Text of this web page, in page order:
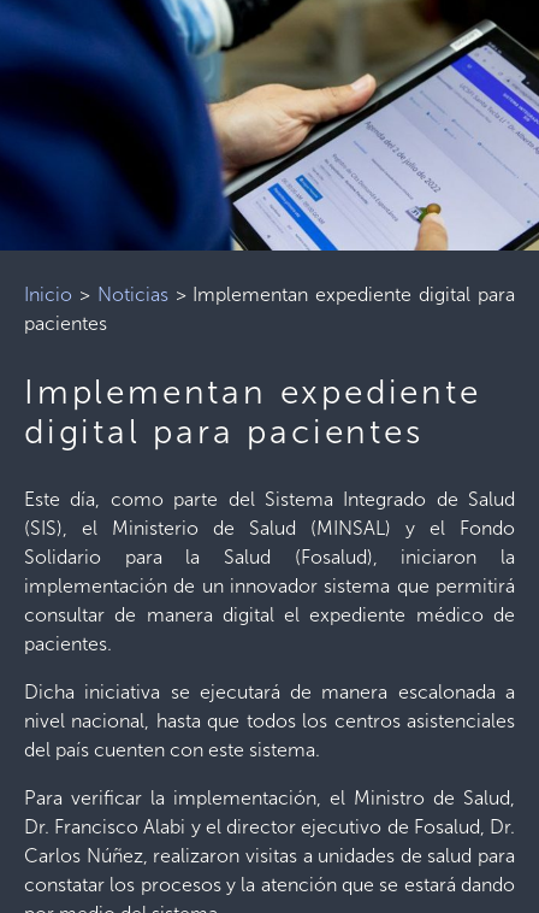
Inicio > Noticias> Implementan expediente digital para
pacientes
Implementan expediente
digital para pacientes
Este día, como parte del Sistema Integrado de Salud
(SIS), el Ministerio de Salud (MINSAL) y el Fondo
Solidario para la Salud (Fosalud), iniciaron la
implementación de un innovador sistema que permitirá
consultar de manera digital el expediente médico de
pacientes.
Dicha iniciativa se ejecutará de manera escalonada a
nivel nacional, hasta que todos los centros asistenciales
del país cuenten con este sistema.
Para verificar la implementación, el Ministro de Salud,
Dr. Francisco Alabi y el director ejecutivo de Fosalud, Dr.
Carlos Núñez, realizaron visitas a unidades de salud para
constatar los procesos y la atención que se estará dando